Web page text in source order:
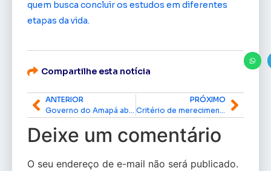
quem busca concluir os estudos em diferentes
etapas da vida.
Compartilhe esta notícia
ANTERIOR
PRÓXIMO
Deixe um comentário
O seu endereço de e-mail não será publicado.